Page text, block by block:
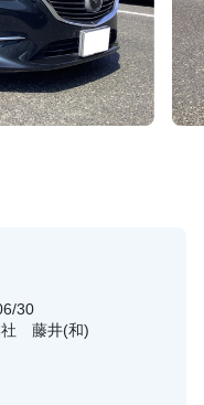
30
社 藤井(和)